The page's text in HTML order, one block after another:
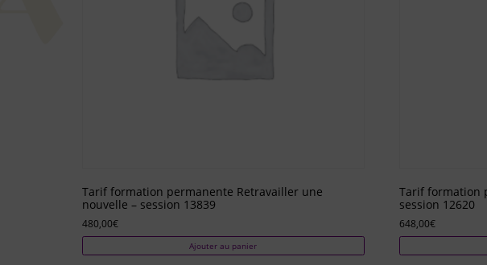
Tarif formation permanente Retravailler une
nouvelle – session 13839
480,00€
Ajouter au panier
Tarif formation
session 12620
648,00€